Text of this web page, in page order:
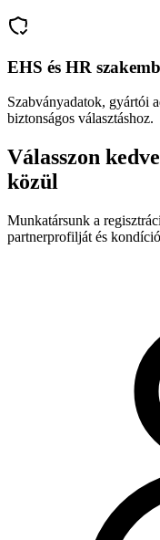
EHS és HR
Szabványadatok, gyártói
biztonságos választáshoz.
Válasszon
közül
Munkatársunk a
partnerprofilját és